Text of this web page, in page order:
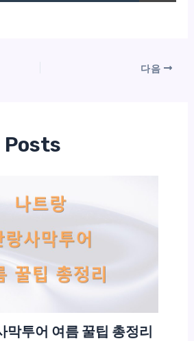
다음
막투어 여름 꿀팁 총정리